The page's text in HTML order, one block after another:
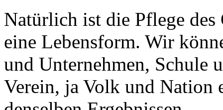
Natürlich ist die Pflege
eine Lebensform. Wir
und Unternehmen, Schule
Verein, ja Volk und Nation